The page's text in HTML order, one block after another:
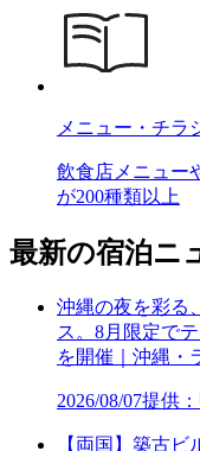
メニュー・チラ
飲食店メニュー
が200種類以上
最新の宿泊ニ
沖縄の夜を彩る
ス。8月限定で
を開催｜沖縄・
2026/08/07提供
【両国】築古